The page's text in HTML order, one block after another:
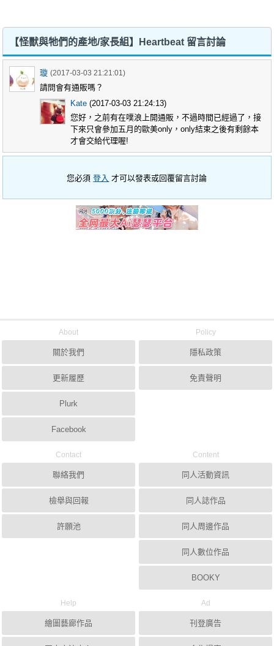
【怪獸與牠們的產地/家長組】Heartbeat 留言討論
璇 (2017-03-03 21:21:01)
請問會有通販嗎？
Kate (2017-03-03 21:24:13)
您好，之前有在噗浪上開通販，不過時間已經過了，接
下來只會參加五月的歐美only，only結束之後有剩餘本
才會交給代理喔!
您必須登入 才可以發表或回覆留言討論
About
關於我們
更新履歷
Plurk
Facebook
Policy
隱私政策
免責聲明
Contact
聯絡我們
檢舉與回報
許願池
Content
同人活動資訊
同人誌作品
同人周邊作品
同人數位作品
BOOKY
Help
繪圖藝廊作品
Ad
刊登廣告